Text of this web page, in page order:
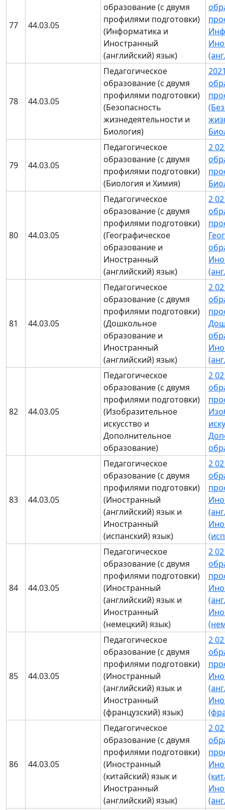
77 44.03.05
образование (с двумя
профилями подготовки)
(Информатика и
Иностранный
(английский) язык)
78 44.03.05
Педагогическое
образование (с двумя
профилями подготовки)
(Безопасность
жизнедеятельности и
Биология)
79 44.03.05
Педагогическое
образование (с двумя
профилями подготовки)
(Биология и Химия)
2
80 44.03.05
Педагогическое
образование (с двумя
профилями подготовки)
(Географическое
образование и
Иностранный
(английский) язык)
2
81 44.03.05
Педагогическое
образование (с двумя
профилями подготовки)
(Дошкольное
образование и
Иностранный
(английский) язык)
2
82 44.03.05
Педагогическое
образование (с двумя
профилями подготовки)
(Изобразительное
искусство и
Дополнительное
образование)
2
83 44.03.05
Педагогическое
образование (с двумя
профилями подготовки)
(Иностранный
(английский) язык и
Иностранный
(испанский) язык)
2
84 44.03.05
Педагогическое
образование (с двумя
профилями подготовки)
(Иностранный
(английский) язык и
Иностранный
(немецкий) язык)
2
85 44.03.05
Педагогическое
образование (с двумя
профилями подготовки)
(Иностранный
(английский) язык и
Иностранный
(французский) язык)
2
86 44.03.05
Педагогическое
образование (с двумя
профилями подготовки)
(Иностранный
(китайский) язык и
Иностранный
(английский) язык)
2